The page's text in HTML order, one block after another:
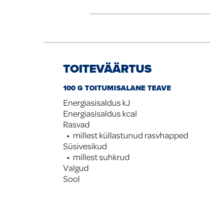
TOITEVÄÄRTUS
100 G TOITUMISALANE TEAVE
Energiasisaldus kJ
Energiasisaldus kcal
Rasvad
millest küllastunud rasvhapped
Süsivesikud
millest suhkrud
Valgud
Sool